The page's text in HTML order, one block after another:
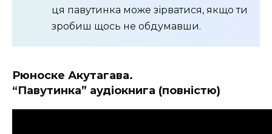
ця павутинка може зірватися, якщо ти
зробиш щось не обдумавши.
Рюноске Акутагава.
“Павутинка” аудіокнига (повністю)